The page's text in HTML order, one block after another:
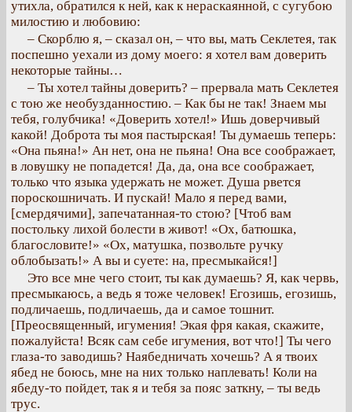
утихла, обратился к ней, как к нераскаянной, с сугубою
милостию и любовию:
– Скорблю я, – сказал он, – что вы, мать Секлетея, так
поспешно уехали из дому моего: я хотел вам доверить
некоторые тайны…
– Ты хотел тайны доверить? – прервала мать Секлетея
с тою же необузданностию. – Как бы не так! Знаем мы
тебя, голубчика! «Доверить хотел!» Ишь доверчивый
какой! Доброта ты моя пастырская! Ты думаешь теперь:
«Она пьяна!» Ан нет, она не пьяна! Она все соображает,
в ловушку не попадется! Да, да, она все соображает,
только что языка удержать не может. Душа рвется
пороскошничать. И пускай! Мало я перед вами,
[смердячими], запечатанная-то стою? [Чтоб вам
постольку лихой болести в живот! «Ох, батюшка,
благословите!» «Ох, матушка, позвольте ручку
облобызать!» А вы и суете: на, пресмыкайся!]
Это все мне чего стоит, ты как думаешь? Я, как червь,
пресмыкаюсь, а ведь я тоже человек! Егозишь, егозишь,
подличаешь, подличаешь, да и самое тошнит.
[Преосвященный, игумения! Экая фря какая, скажите,
пожалуйста! Всяк сам себе игумения, вот что!] Ты чего
глаза-то заводишь? Наябедничать хочешь? А я твоих
ябед не боюсь, мне на них только наплевать! Коли на
ябеду-то пойдет, так я и тебя за пояс заткну, – ты ведь
трус.